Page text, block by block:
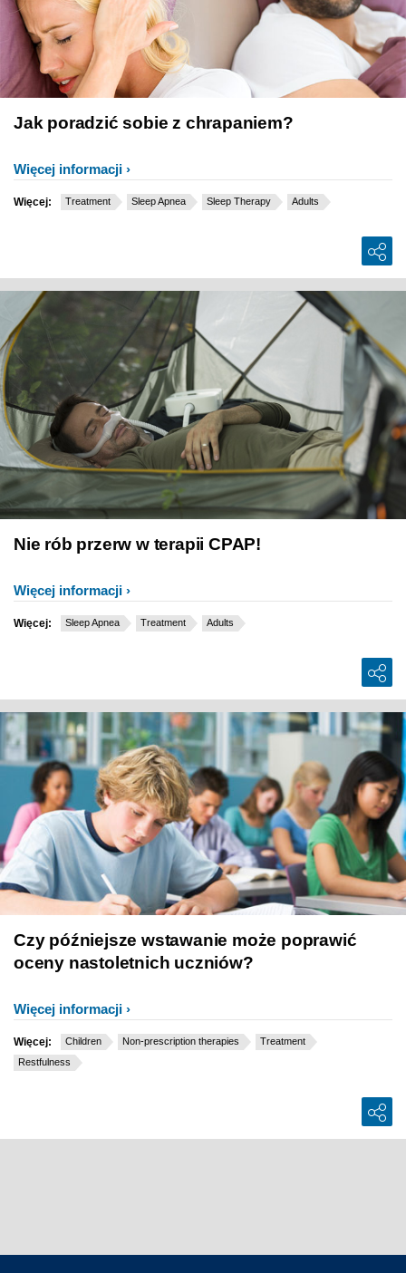
Jak poradzić sobie z chrapaniem?
Więcej informacji
Więcej: Treatment Sleep Apnea Sleep Therapy Adults
Nie rób przerw w terapii CPAP!
Więcej informacji
Więcej: Sleep Apnea Treatment Adults
Czy późniejsze wstawanie może poprawić
oceny nastoletnich uczniów?
Więcej informacji
Więcej: Children Non-prescription therapies
Treatment
Restfulness